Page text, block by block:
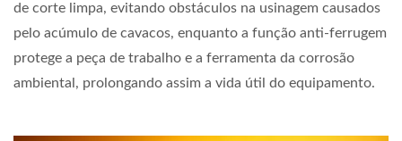
de corte limpa, evitando obstáculos na usinagem causados
pelo acúmulo de cavacos, enquanto a função anti-ferrugem
protege a peça de trabalho e a ferramenta da corrosão
ambiental, prolongando assim a vida útil do equipamento.